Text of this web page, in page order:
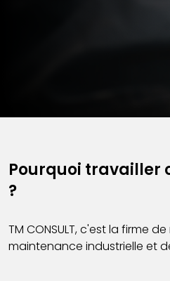
Pourquoi travailler
?
TM CONSULT, c'est la firme
maintenance industrielle et